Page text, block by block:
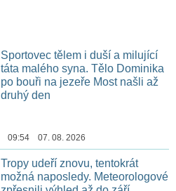
Sportovec tělem i duší a milující
táta malého syna. Tělo Dominika
po bouři na jezeře Most našli až
druhý den
09:54 07. 08. 2026
Tropy udeří znovu, tentokrát
možná naposledy. Meteorologové